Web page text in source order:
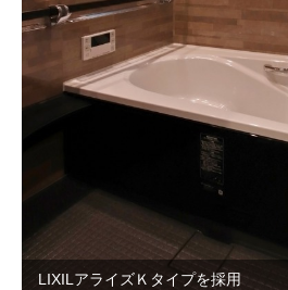
LIXILアライズＫタイプを採用